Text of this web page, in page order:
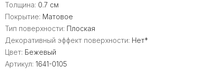
Толщина: 0.7 см
Покрытие: Матовое
Тип поверхности: Плоская
Декоративный эффект поверхности: Нет*
Цвет: Бежевый
Артикул: 1641-0105